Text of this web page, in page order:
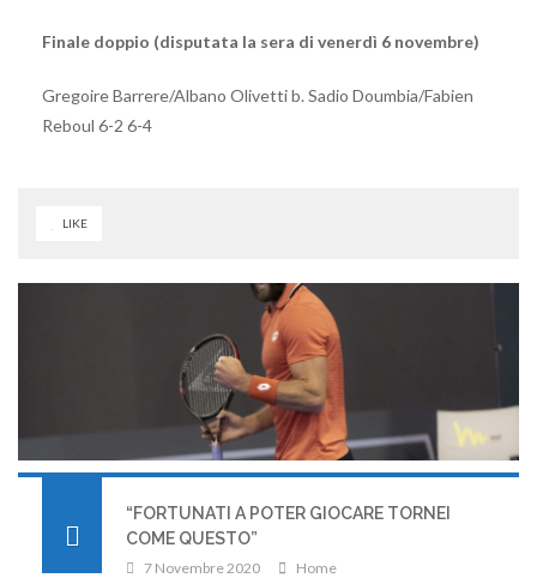
Finale doppio (disputata la sera di venerdì 6 novembre)
Gregoire Barrere/Albano Olivetti b. Sadio Doumbia/Fabien
Reboul 6-2 6-4
LIKE
“FORTUNATI A POTER GIOCARE TORNEI
COME QUESTO”
7 Novembre 2020 Home